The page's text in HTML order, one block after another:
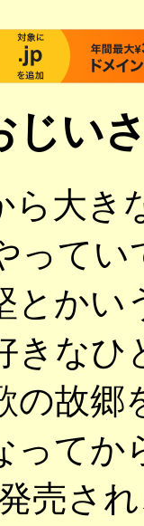
じい
ら大き
って
とか
きなひ
の故郷
ってか
売さ